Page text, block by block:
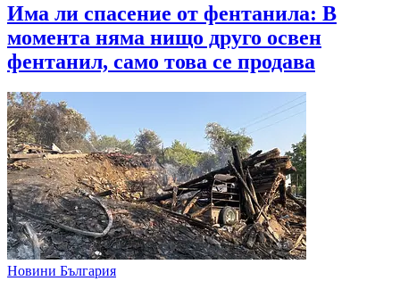
Има ли спасение от фентанила: В
момента няма нищо друго освен
фентанил, само това се продава
Новини България